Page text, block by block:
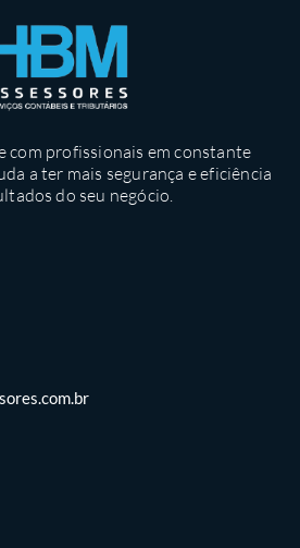
com profissionais em constante
a ter mais segurança e eficiência
do seu negócio.